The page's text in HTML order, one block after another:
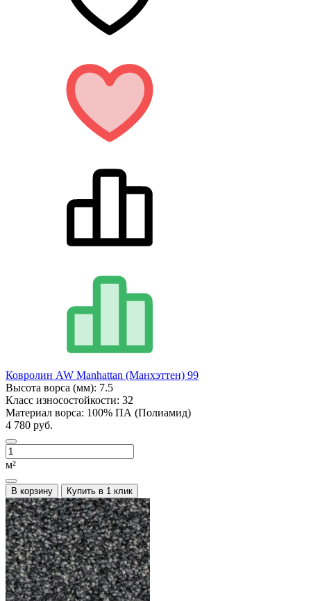
Ковролин AW Manhattan (Манхэттен) 99
Высота ворса (мм): 7.5
Класс износостойкости: 32
Материал ворса: 100% ПА (Полиамид)
4 780 руб.
м²
В корзину Купить в 1 клик